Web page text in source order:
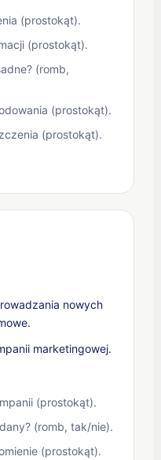
(prostokąt).
(prostokąt).
(romb,
(prostokąt).
(prostokąt).
nowych
marketingowej.
(prostokąt).
(romb, tak/nie).
(prostokąt).